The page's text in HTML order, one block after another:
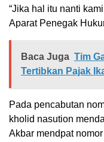
“Jika hal itu nanti
Aparat Penegak
Baca Juga Tim
Tertibkan Pajak
Pada pencabutan
kholid nasution
Akbar mendpat